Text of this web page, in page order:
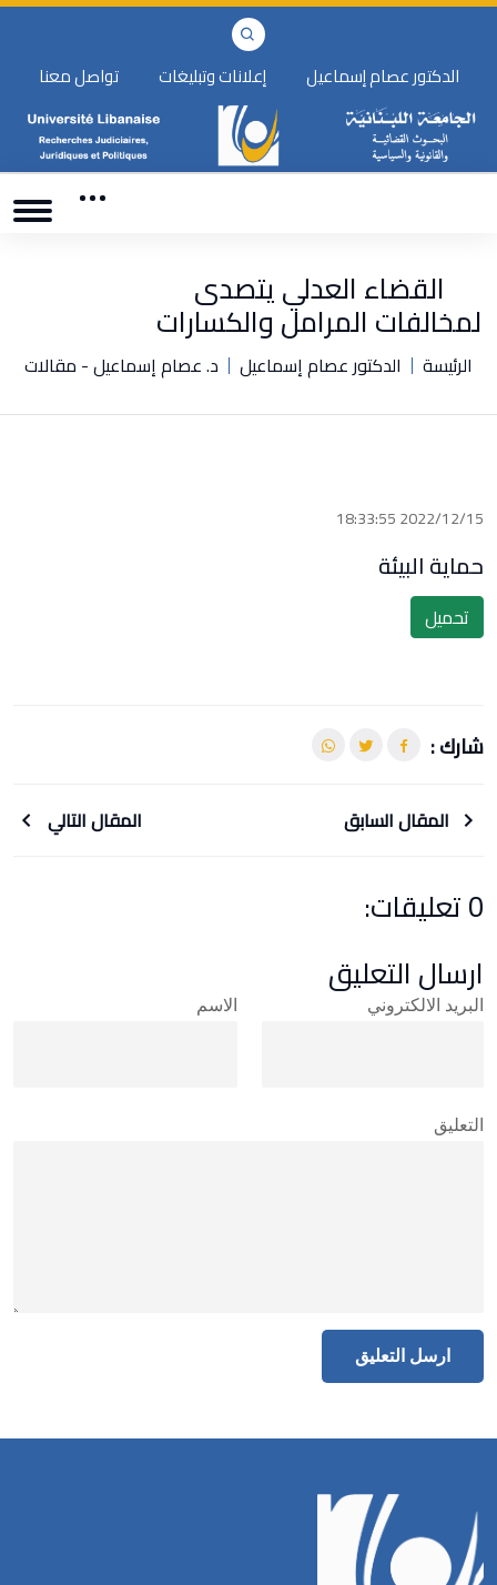
الدكتور عصام إسماعيل إعلانات وتبليغات تواصل معنا
القضاء العدلي يتصدى
لمخالفات المرامل والكسارات
الرئيسة الدكتور عصام إسماعيل د. عصام إسماعيل - مقالات
2022/12/15 18:33:55
حماية البيئة
تحميل
شارك :
المقال السابق المقال التالي
0 تعليقات:
ارسال التعليق
الاسم البريد الالكتروني
التعليق